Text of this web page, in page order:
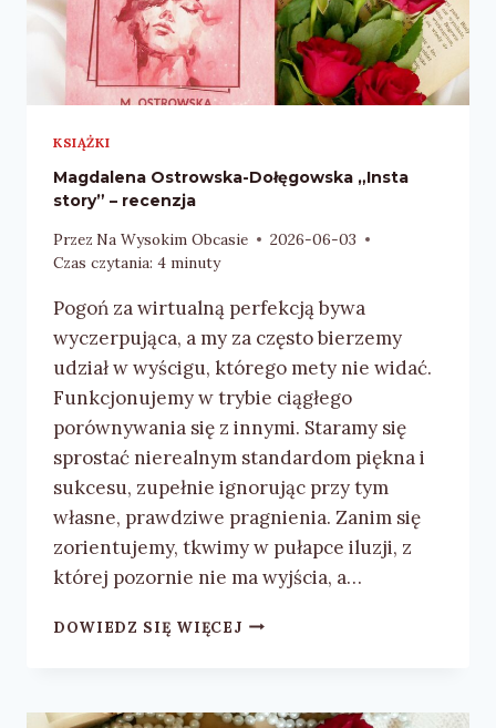
KSIĄŻKI
Magdalena Ostrowska-Dołęgowska „Insta
story” – recenzja
Przez Na Wysokim Obcasie
2026-06-03
Czas czytania: 4 minuty
Pogoń za wirtualną perfekcją bywa
wyczerpująca, a my za często bierzemy
udział w wyścigu, którego mety nie widać.
Funkcjonujemy w trybie ciągłego
porównywania się z innymi. Staramy się
sprostać nierealnym standardom piękna i
sukcesu, zupełnie ignorując przy tym
własne, prawdziwe pragnienia. Zanim się
zorientujemy, tkwimy w pułapce iluzji, z
której pozornie nie ma wyjścia, a…
DOWIEDZ SIĘ WIĘCEJMAGDALENA
STORY”